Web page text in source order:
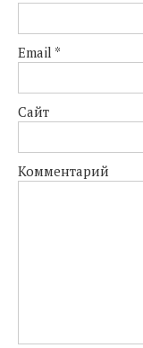
Email *
Сайт
Комментарий